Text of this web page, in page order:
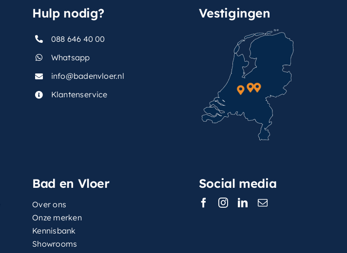
Hulp nodig?
088 646 40 00
Whatsapp
info@badenvloer.nl
Klantenservice
Vestigingen
Bad en Vloer
Over ons
Onze merken
Kennisbank
Showrooms
Social media